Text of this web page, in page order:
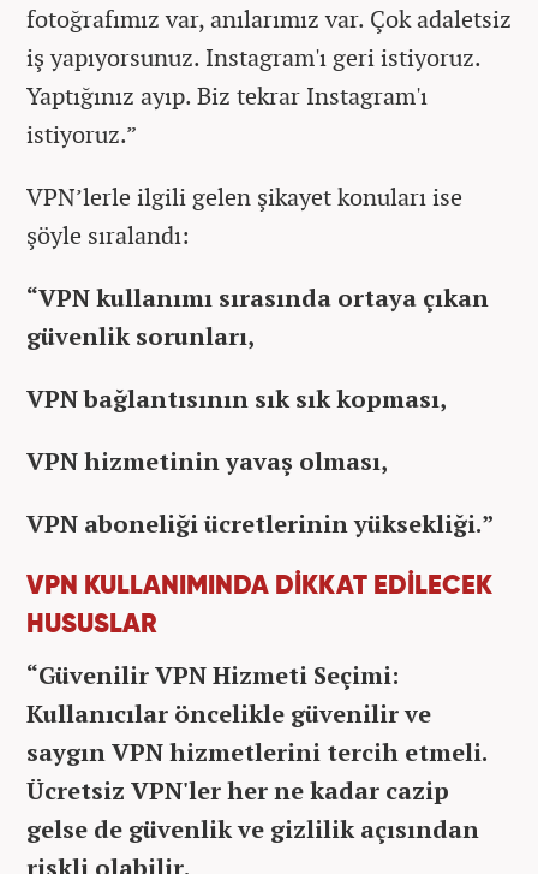
fotoğrafımız var, anılarımız var. Çok adaletsiz
iş yapıyorsunuz. Instagram'ı geri istiyoruz.
Yaptığınız ayıp. Biz tekrar Instagram'ı
istiyoruz.”
VPN’lerle ilgili gelen şikayet konuları ise
şöyle sıralandı:
“VPN kullanımı sırasında ortaya çıkan
güvenlik sorunları,
VPN bağlantısının sık sık kopması,
VPN hizmetinin yavaş olması,
VPN aboneliği ücretlerinin yüksekliği.”
VPN KULLANIMINDA DİKKAT EDİLECEK
HUSUSLAR
“Güvenilir VPN Hizmeti Seçimi:
Kullanıcılar öncelikle güvenilir ve
saygın VPN hizmetlerini tercih etmeli.
Ücretsiz VPN'ler her ne kadar cazip
gelse de güvenlik ve gizlilik açısından
riskli olabilir.